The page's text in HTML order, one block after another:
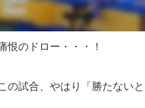
恨のドロー・・・！
の試合、やはり「勝たない